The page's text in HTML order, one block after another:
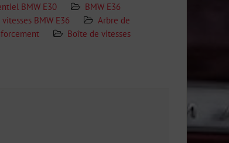
BMW E30
BMW E36
BMW E36
Arbre de
Boîte de vitesses